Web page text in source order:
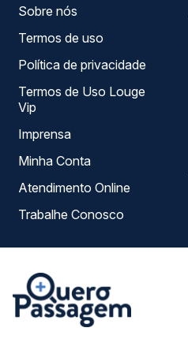
Sobre nós
Termos de uso
Política de privacidade
Termos de Uso Louge
Vip
Imprensa
Minha Conta
Atendimento Online
Trabalhe Conosco